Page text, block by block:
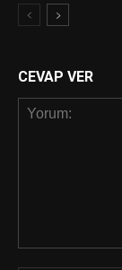
CEVAP VER